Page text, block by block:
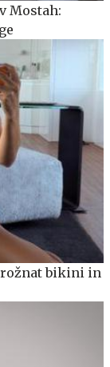
Mostah:
rožnat bikini in